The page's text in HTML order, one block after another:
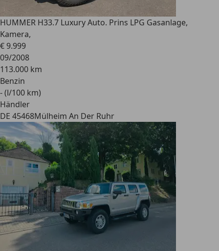
HUMMER H33.7 Luxury Auto. Prins LPG Gasanlage,
Kamera,
€ 9.999
09/2008
113.000 km
Benzin
- (l/100 km)
Händler
DE 45468Mülheim An Der Ruhr